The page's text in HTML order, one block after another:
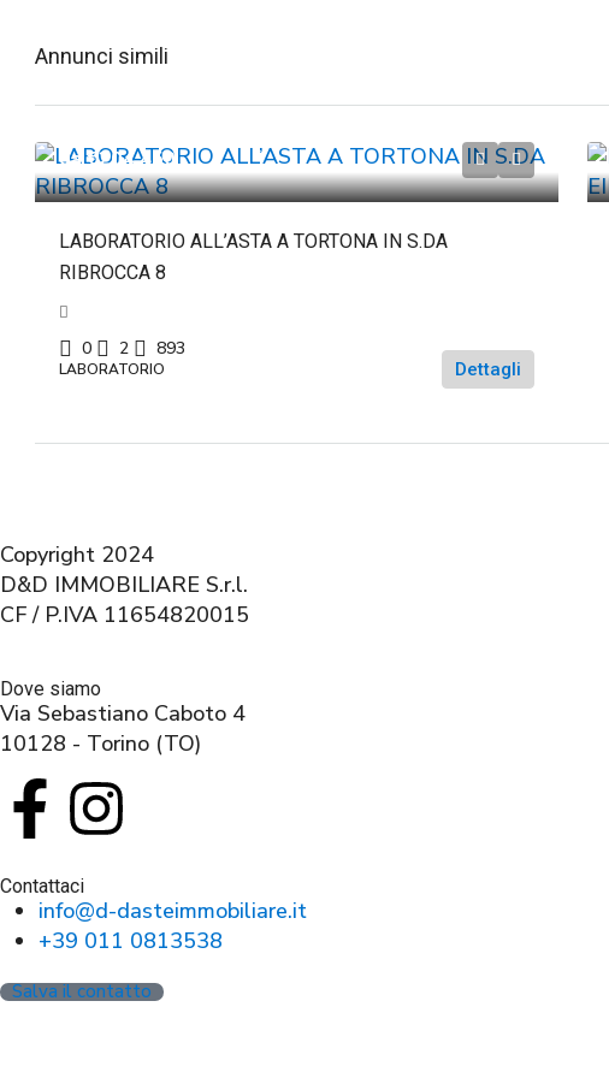
Annunci simili
da€204.450
LABORATORIO ALL’ASTA A TORTONA IN S.DA
RIBROCCA 8
0 2 893
LABORATORIO Dettagli
Copyright 2024
D&D IMMOBILIARE S.r.l.
CF / P.IVA 11654820015
Dove siamo
Via Sebastiano Caboto 4
10128 - Torino (TO)
Contattaci
info@d-dasteimmobiliare.it
+39 011 0813538
Salva il contatto